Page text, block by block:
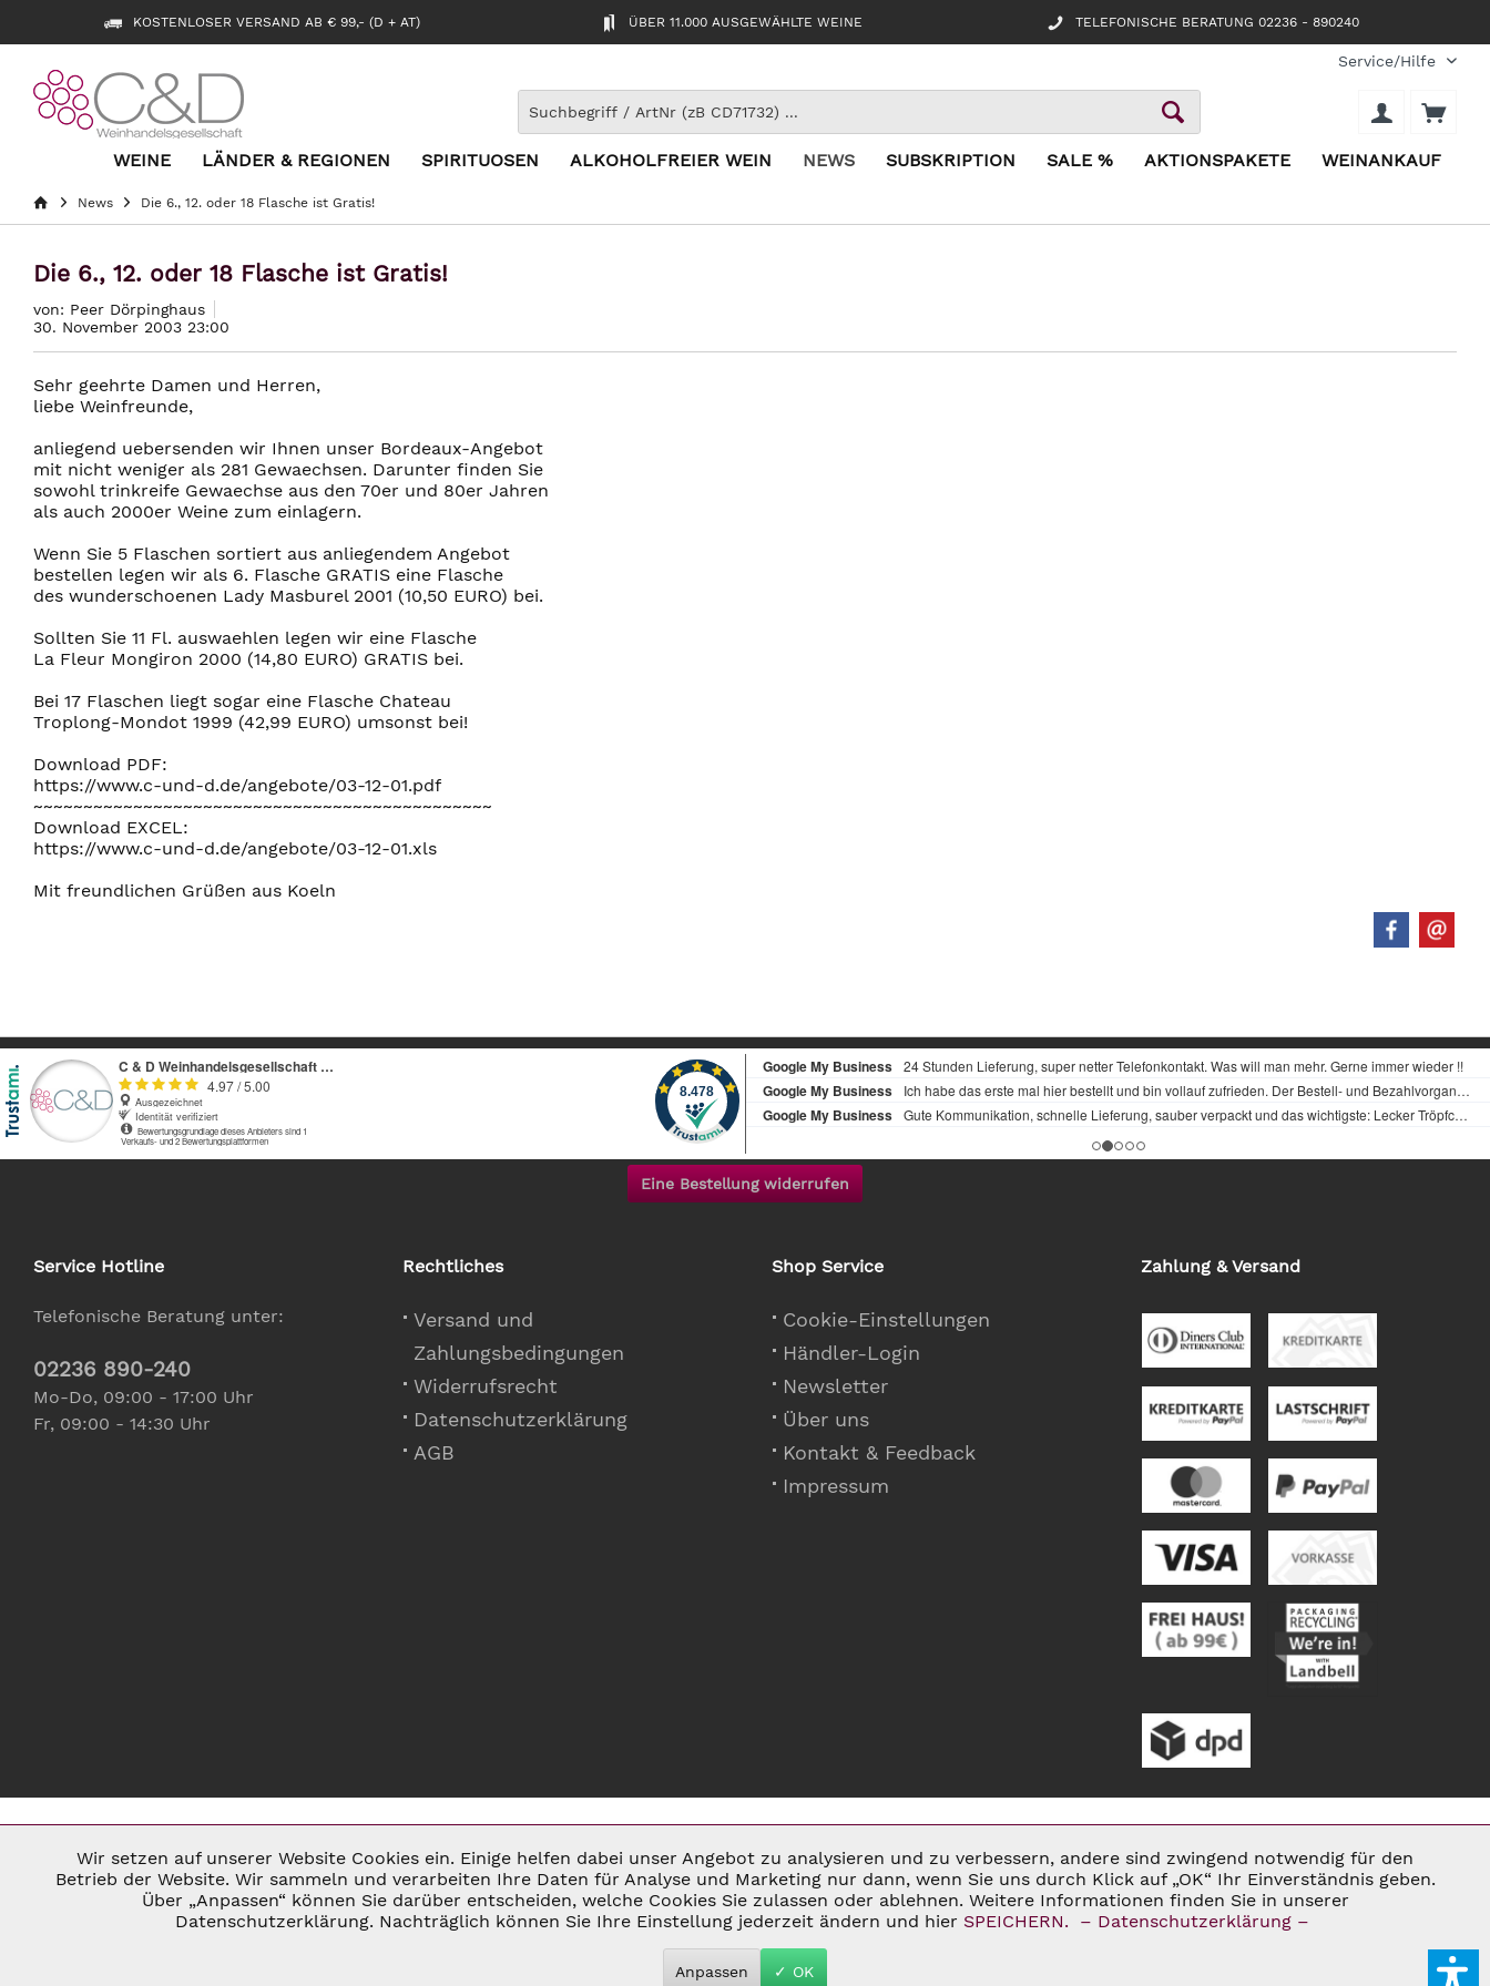
KOSTENLOSER VERSAND AB € 99,- (D + AT) ÜBER 11.000 AUSGEWÄHLTE WEINE TELEFONISCHE BERATUNG 02236 - 890240
Service/Hilfe
WEINE LÄNDER & REGIONEN SPIRITUOSEN ALKOHOLFREIER WEIN NEWS SUBSKRIPTION SALE % AKTIONSPAKETE WEINANKAUF
News Die 6., 12. oder 18 Flasche ist Gratis!
Die 6., 12. oder 18 Flasche ist Gratis!
von: Peer Dörpinghaus
30. November 2003 23:00
Sehr geehrte Damen und Herren,
liebe Weinfreunde,
anliegend uebersenden wir Ihnen unser Bordeaux-Angebot
mit nicht weniger als 281 Gewaechsen. Darunter finden Sie
sowohl trinkreife Gewaechse aus den 70er und 80er Jahren
als auch 2000er Weine zum einlagern.
Wenn Sie 5 Flaschen sortiert aus anliegendem Angebot
bestellen legen wir als 6. Flasche GRATIS eine Flasche
des wunderschoenen Lady Masburel 2001 (10,50 EURO) bei.
Sollten Sie 11 Fl. auswaehlen legen wir eine Flasche
La Fleur Mongiron 2000 (14,80 EURO) GRATIS bei.
Bei 17 Flaschen liegt sogar eine Flasche Chateau
Troplong-Mondot 1999 (42,99 EURO) umsonst bei!
Download PDF:
https://www.c-und-d.de/angebote/03-12-01.pdf
~~~~~~~~~~~~~~~~~~~~~~~~~~~~~~~~~~~~~~~~~~~~~~
Download EXCEL:
https://www.c-und-d.de/angebote/03-12-01.xls
Mit freundlichen Grüßen aus Koeln
Eine Bestellung widerrufen
Service Hotline
Telefonische Beratung unter:
02236 890-240
Mo-Do, 09:00 - 17:00 Uhr
Fr, 09:00 - 14:30 Uhr
Rechtliches
Versand und
Zahlungsbedingungen
Widerrufsrecht
Datenschutzerklärung
AGB
Shop Service
Cookie-Einstellungen
Händler-Login
Newsletter
Über uns
Kontakt & Feedback
Impressum
Zahlung & Versand
* ALLE PREISE INKL. GESETZL. UMSATZSTEUER ZZGL. VERSANDKOSTEN UND GGF. NACHNAHMEGEBÜHREN, WENN NICHT ANDERS BESCHRIEBEN
Notwendig Aktiv
Inaktiv
Wir setzen auf unserer Website Cookies ein. Einige helfen dabei unser Angebot zu analysieren und zu verbessern, andere sind zwingend notwendig für den
Betrieb der Website. Wir sammeln und verarbeiten Ihre Daten für Analyse und Marketing nur dann, wenn Sie uns durch Klick auf „OK“ Ihr Einverständnis geben.
Über „Anpassen“ können Sie darüber entscheiden, welche Cookies Sie zulassen oder ablehnen. Weitere Informationen finden Sie in unserer
Datenschutzerklärung. Nachträglich können Sie Ihre Einstellung jederzeit ändern und hier SPEICHERN. – Datenschutzerklärung –
Anpassen ✓ OK